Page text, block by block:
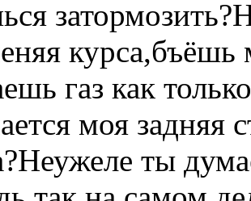
курса,бъёшь
газ как
моя задняя
ты